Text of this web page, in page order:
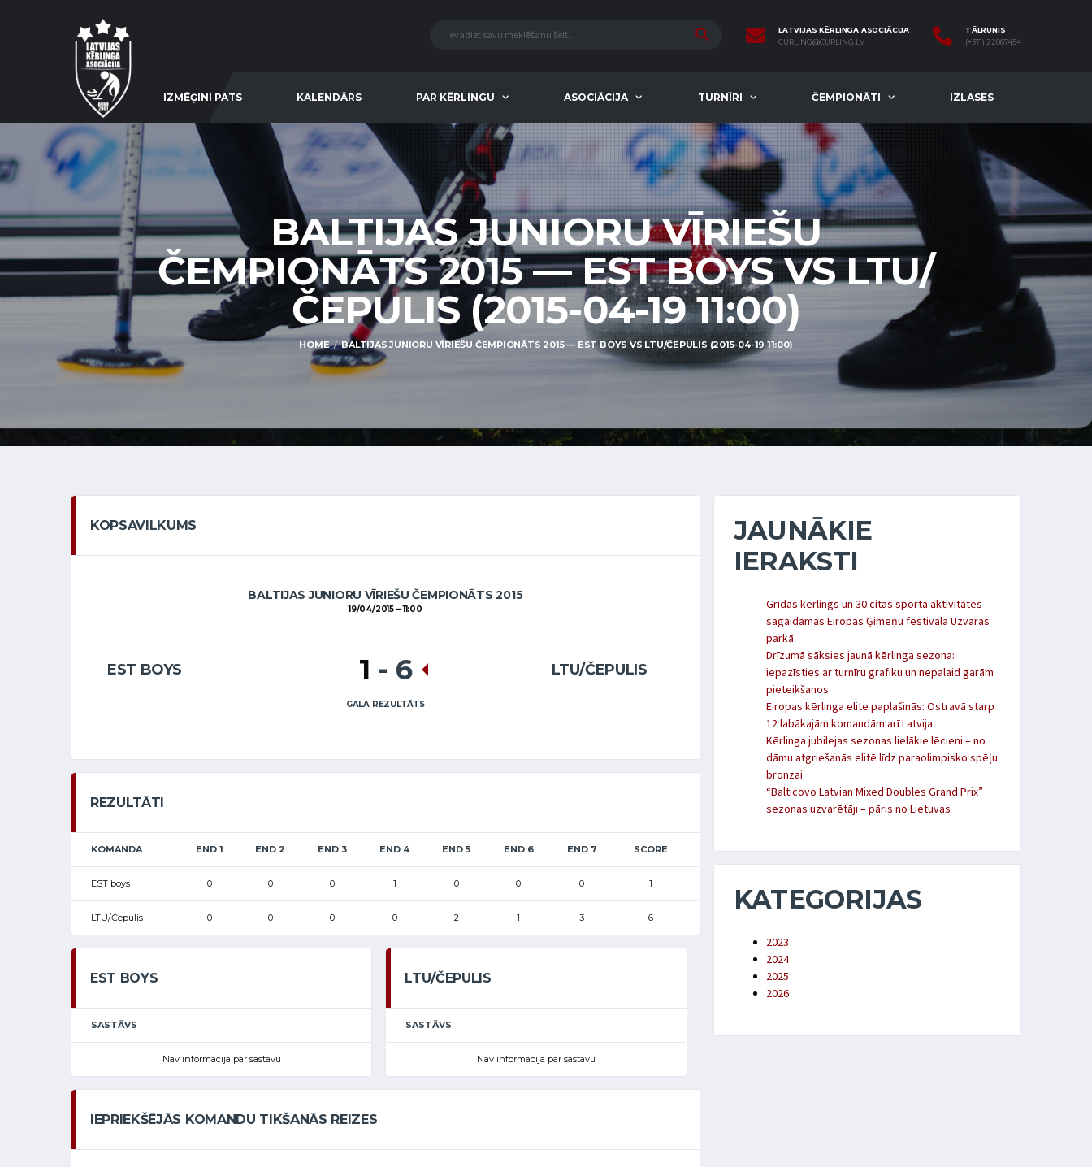
LATVIJAS KĒRLINGA ASOCIĀCIJA
CURLING@CURLING.LV
TĀLRUNIS
(+371) 22067454
IZMĒĢINI PATS KALENDĀRS PAR KĒRLINGU ASOCIĀCIJA TURNĪRI ČEMPIONĀTI IZLASES
BALTIJAS JUNIORU VĪRIEŠU
ČEMPIONĀTS 2015 — EST BOYS VS LTU/
ČEPULIS (2015-04-19 11:00)
HOME BALTIJAS JUNIORU VĪRIEŠU ČEMPIONĀTS 2015 — EST BOYS VS LTU/ČEPULIS (2015-04-19 11:00)
KOPSAVILKUMS
BALTIJAS JUNIORU VĪRIEŠU ČEMPIONĀTS 2015
19/04/2015 11:00
EST BOYS LTU/ČEPULIS
1 - 6
GALA REZULTĀTS
REZULTĀTI
KOMANDA END 1 END 2 END 3 END 4 END 5 END 6 END 7 SCORE
EST boys 0 0 0 1 0 0 0 1
LTU/Čepulis 0 0 0 0 2 1 3 6
EST BOYS
SASTĀVS
Nav informācija par sastāvu
LTU/ČEPULIS
SASTĀVS
Nav informācija par sastāvu
IEPRIEKŠĒJĀS KOMANDU TIKŠANĀS REIZES
JAUNĀKIE
IERAKSTI
Grīdas kērlings un 30 citas sporta aktivitātes
sagaidāmas Eiropas Ģimeņu festivālā Uzvaras
parkā
Drīzumā sāksies jaunā kērlinga sezona:
iepazīsties ar turnīru grafiku un nepalaid garām
pieteikšanos
Eiropas kērlinga elite paplašinās: Ostravā starp
12 labākajām komandām arī Latvija
Kērlinga jubilejas sezonas lielākie lēcieni – no
dāmu atgriešanās elitē līdz paraolimpisko spēļu
bronzai
“Balticovo Latvian Mixed Doubles Grand Prix”
sezonas uzvarētāji – pāris no Lietuvas
KATEGORIJAS
2023
2024
2025
2026